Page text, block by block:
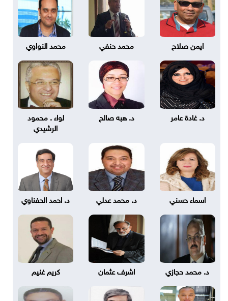
ايمن صلاح محمد حنفي محمد النواوي
د. غادة عامر د. هبه صالح
لواء . محمود
الرشيدي
اسماء حسني د. محمد عدلي د. احمد الحفناوي
د. محمد حجازي اشرف عثمان كريم غنيم